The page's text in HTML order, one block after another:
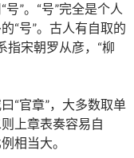
”。“号”完全是个人
“号”。古人有自取的
指宋朝罗从彦，“柳
“官章”，大多数取单
上章表奏容易自
相当大。